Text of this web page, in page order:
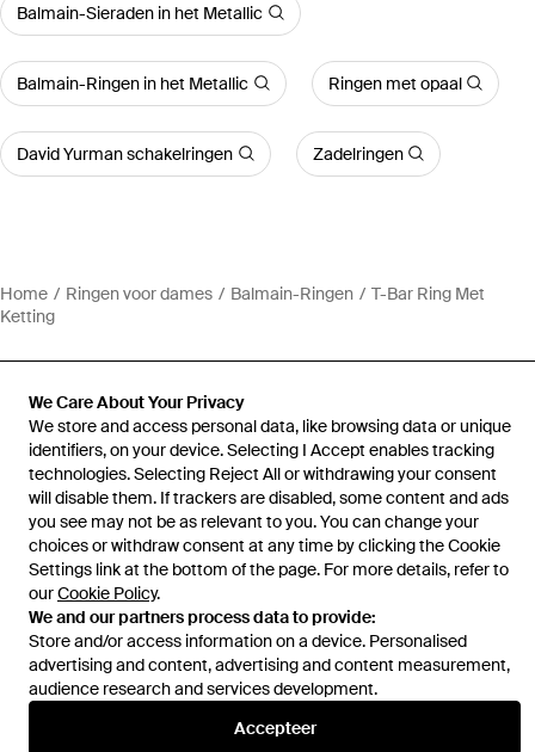
We Care About Your Privacy
We store and access personal data, like browsing data or unique
identifiers, on your device. Selecting I Accept enables tracking
technologies. Selecting Reject All or withdrawing your consent
will disable them. If trackers are disabled, some content and ads
you see may not be as relevant to you. You can change your
choices or withdraw consent at any time by clicking the Cookie
Settings link at the bottom of the page. For more details, refer to
ourCookie Policy.
We and our partners process data to provide:
Store and/or access information on a device. Personalised
advertising and content, advertising and content measurement,
audience research and services development.
Accepteer
Balmain-Sieraden in het Metallic
Balmain-Ringen in het Metallic Ringen met opaal
David Yurman schakelringen Zadelringen
Home Ringen voor dames Balmain-Ringen
T-Bar Ring Met
Ketting
Hulp en informatie